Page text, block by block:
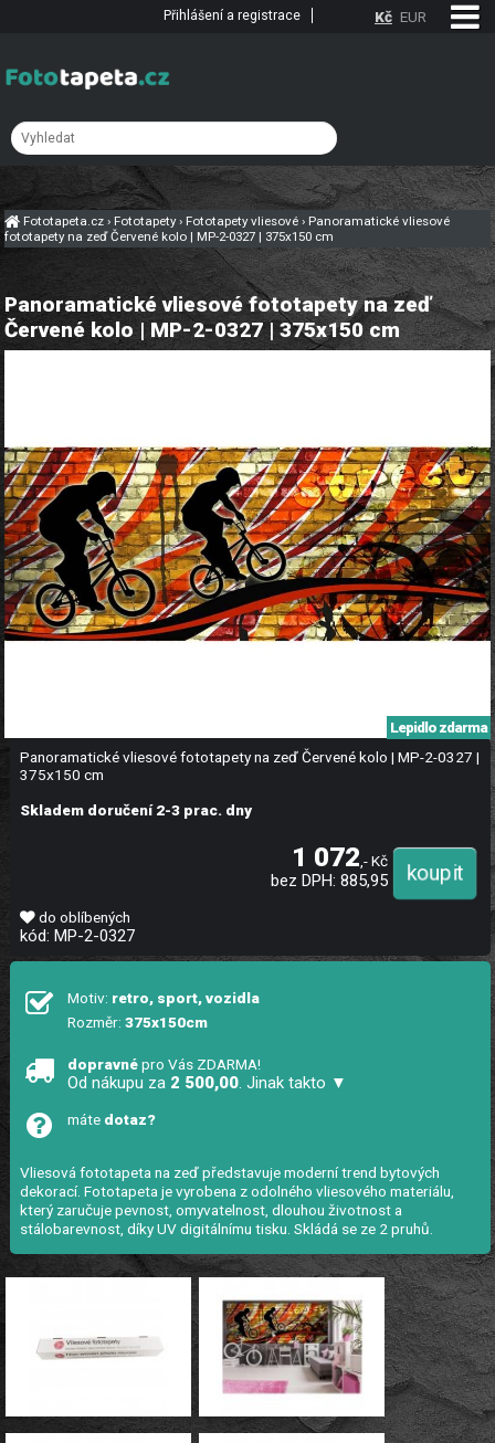
Fototapeta.cz› Fototapety› Fototapety vliesové › Panoramatické vliesové
fototapety na zeď Červené kolo | MP-2-0327 | 375x150 cm
Panoramatické vliesové fototapety na zeď
Červené kolo | MP-2-0327 | 375x150 cm
Panoramatické vliesové fototapety na zeď Červené kolo | MP-2-0327 |
375x150 cm
Lepidlo zdarma
Skladem doručení 2-3 prac. dny
1 072,- Kč
bez DPH: 885,95
do oblíbených
kód: MP-2-0327
Motiv: retro, sport, vozidla
Rozměr: 375x150cm
dopravnépro Vás ZDARMA!
Od nákupu za 2 500,00. Jinak takto ▼
máte dotaz?
Vliesová fototapeta na zeď představuje moderní trend bytových
dekorací. Fototapeta je vyrobena z odolného vliesového materiálu,
který zaručuje pevnost, omyvatelnost, dlouhou životnost a
stálobarevnost, díky UV digitálnímu tisku. Skládá se ze 2 pruhů.
Kč EUR
Přihlášení a registrace